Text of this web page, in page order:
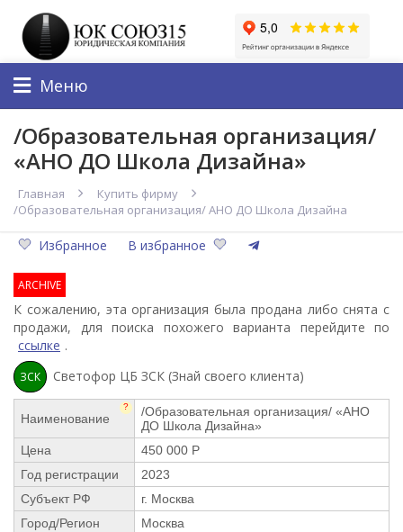
Меню
/Образовательная организация/
«АНО ДО Школа Дизайна»
Главная
Купить фирму
/Образовательная организация/ АНО ДО Школа Дизайна
Избранное В избранное
ARCHIVE
К сожалению, эта организация была продана либо снята с
продажи, для поиска похожего варианта перейдите по
ссылке .
ЗСК Светофор ЦБ ЗСК (Знай своего клиента)
Наименование
?
/Образовательная организация/ «АНО
ДО Школа Дизайна»
Цена
450 000 Р
Год регистрации
2023
Субъект РФ
г. Москва
Город/Регион
Москва